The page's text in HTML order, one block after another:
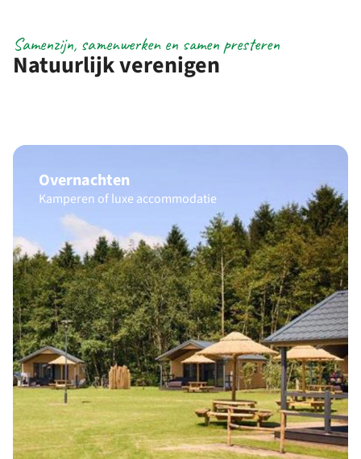
Natuurlijk verenigen
Samenzijn, samenwerken en samen presteren
Overnachten
Kamperen of luxe accommodatie